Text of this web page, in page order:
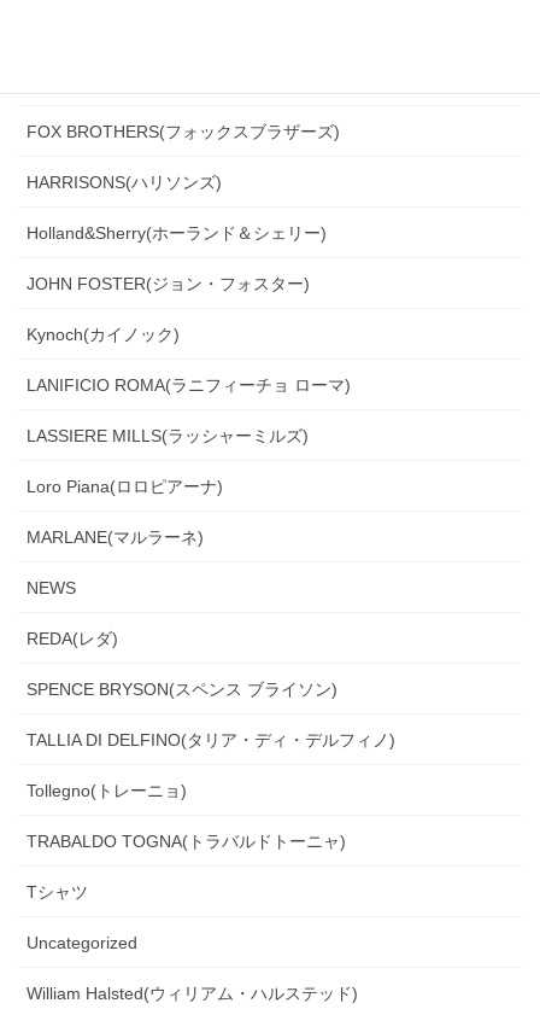
FOX BROTHERS(フォックスブラザーズ)
HARRISONS(ハリソンズ)
Holland&Sherry(ホーランド＆シェリー)
JOHN FOSTER(ジョン・フォスター)
Kynoch(カイノック)
LANIFICIO ROMA(ラニフィーチョ ローマ)
LASSIERE MILLS(ラッシャーミルズ)
Loro Piana(ロロピアーナ)
MARLANE(マルラーネ)
NEWS
REDA(レダ)
SPENCE BRYSON(スペンス ブライソン)
TALLIA DI DELFINO(タリア・ディ・デルフィノ)
Tollegno(トレーニョ)
TRABALDO TOGNA(トラバルドトーニャ)
Tシャツ
Uncategorized
William Halsted(ウィリアム・ハルステッド)